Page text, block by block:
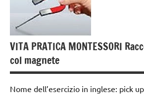
3 ai
6
anni
GUIDA
MONTESSORI
VITA PRATICA MONTESSORI
col magnete
Nome dell’esercizio in inglese: pick